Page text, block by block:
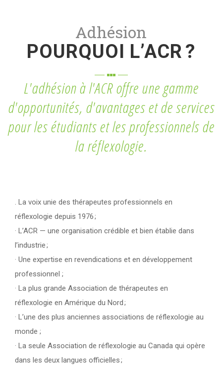
Adhésion
POURQUOI L’ACR ?
L'adhésion à l'ACR offre une gamme
d'opportunités, d'avantages et de services
pour les étudiants et les professionnels de
la réflexologie.
. La voix unie des thérapeutes professionnels en
réflexologie depuis 1976 ;
· L’ACR — une organisation crédible et bien établie dans
l’industrie ;
· Une expertise en revendications et en développement
professionnel ;
· La plus grande Association de thérapeutes en
réflexologie en Amérique du Nord ;
· L’une des plus anciennes associations de réflexologie au
monde ;
· La seule Association de réflexologie au Canada qui opère
dans les deux langues officielles ;